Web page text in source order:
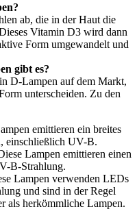
ab, die in der Haut die
Vitamin D3 wird dann
Form umgewandelt und
gibt es?
D-Lampen auf dem Markt,
unterscheiden. Zu den
emittieren ein breites
einschließlich UV-B.
Lampen emittieren einen
B-Strahlung.
Lampen verwenden LEDs
und sind in der Regel
als herkömmliche Lampen.